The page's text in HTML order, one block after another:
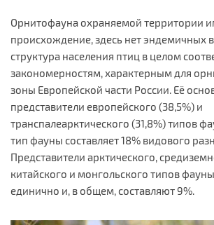
Орнитофауна охраняемой территории
происхождение, здесь нет эндемичных
структура населения птиц в целом
закономерностям, характерным для
зоны Европейской части России. Её
представители европейского (38,5%) и
транспалеарктического (31,8%) типов
тип фауны составляет 18% видового
Представители арктического,
китайского и монгольского типов
единично и, в общем, составляют 9%.